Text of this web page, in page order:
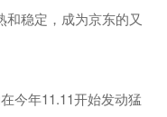
稳定，成为京东的又
今年11.11开始发动猛